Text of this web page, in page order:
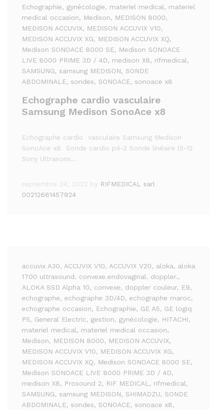
Echographie, gynécologie, materiel medical, materiel
medical occasion, Medison, MEDISON 8000,
MEDISON ACCUVIX, MEDISON ACCUVIX V10,
MEDISON ACCUVIX XG, MEDISON ACCUVIX XQ,
Medison SONOACE 8000 SE, Medison SONOACE
LIVE 8000 PRIME 3D / 4D, medison X8, rifmedical,
SAMSUNG, samsung MEDISON, SONDE
ABDOMINALE, sondes, SONOACE, sonoace x8
Echographe cardio vasculaire
Samsung Medison SonoAce x8
Echographe cardio vasculaire Samsung Medison
SonoAce x8 Sonde cardio p4-2 Sonde linéaire l5-12
Sony Ultrasons…
septembre 24, 2022 by RIFMEDICAL sarl
00212661457924
accuvix A30, ACCUVIX V10, ACCUVIX V20, aloka, aloka
1700 ultrasound. convexe.endovaginal. doppler.,
ALOKA SSD Alpha 10, convexe, doppler couleur, E9,
echographe, echographe 3D/4D, echographe maroc,
echographe occasion, Echographie, GE A5, GE logiq
P5, General Electric, gestion, gynécologie, HITACHI,
materiel medical, materiel medical occasion,
Medison, MEDISON 8000, MEDISON ACCUVIX,
MEDISON ACCUVIX V10, MEDISON ACCUVIX XG,
MEDISON ACCUVIX XQ, Medison SONOACE 8000 SE,
Medison SONOACE LIVE 8000 PRIME 3D / 4D,
medison X8, Prosound 2, RIF MEDICAL , rifmedical,
SAMSUNG, samsung MEDISON, SHIMADZU, SONDE
ABDOMINALE, sondes, SONOACE, sonoace x8,